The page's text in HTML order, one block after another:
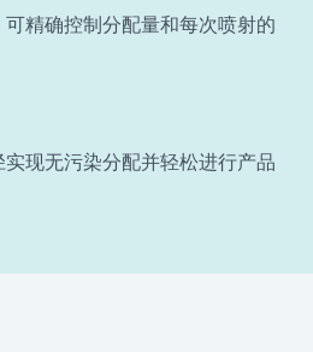
精确控制分配量和每次喷射的
现无污染分配并轻松进行产品